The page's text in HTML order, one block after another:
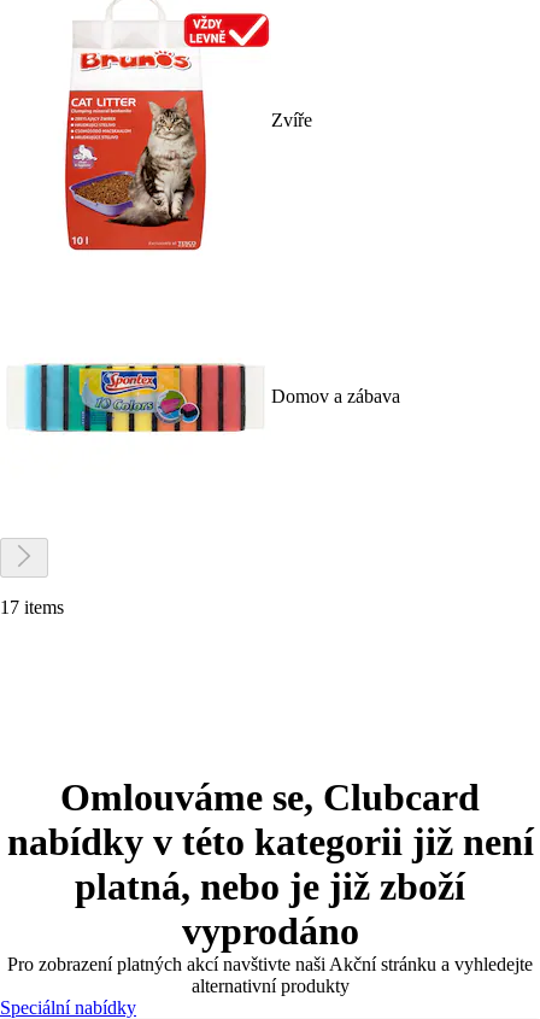
Zvíře
Domov a zábava
17 items
Omlouváme se, Clubcard
nabídky v této kategorii již není
platná, nebo je již zboží
vyprodáno
Pro zobrazení platných akcí navštivte naši Akční stránku a vyhledejte
alternativní produkty
Speciální nabídky